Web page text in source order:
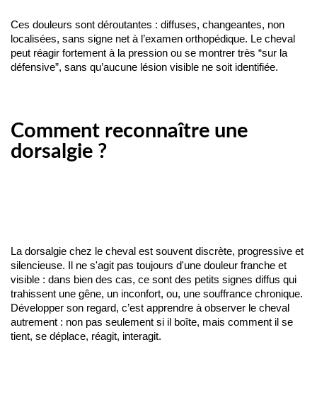
Ces douleurs sont déroutantes : diffuses, changeantes, non
localisées, sans signe net à l’examen orthopédique. Le cheval
peut réagir fortement à la pression ou se montrer très “sur la
défensive”, sans qu’aucune lésion visible ne soit identifiée.
Comment reconnaître une
dorsalgie ?
La dorsalgie chez le cheval est souvent discrète, progressive et
silencieuse. Il ne s'agit pas toujours d'une douleur franche et
visible : dans bien des cas, ce sont des petits signes diffus qui
trahissent une gêne, un inconfort, ou, une souffrance chronique.
Développer son regard, c’est apprendre à observer le cheval
autrement : non pas seulement si il boîte, mais comment il se
tient, se déplace, réagit, interagit.